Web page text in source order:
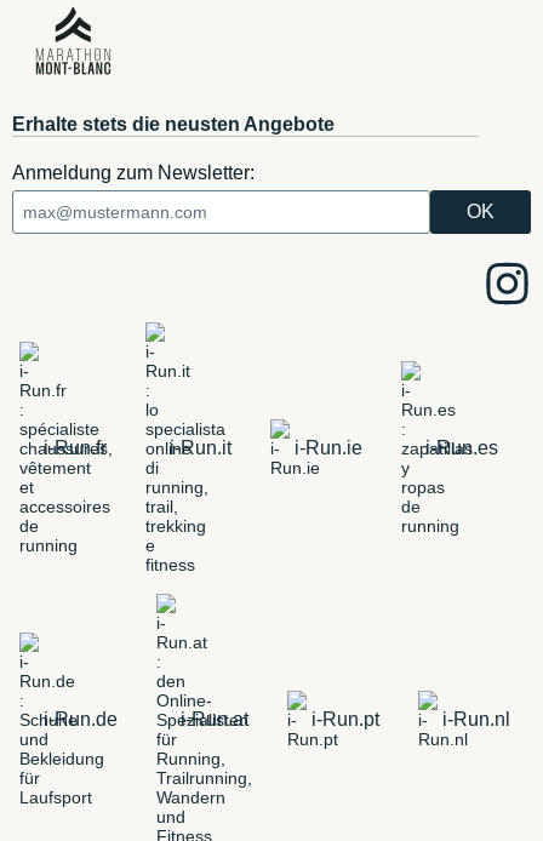
Erhalte stets die neusten Angebote
Anmeldung zum Newsletter:
i-Run.fr i-Run.it i-Run.ie i-Run.es
i-Run.de i-Run.at i-Run.pt i-Run.nl